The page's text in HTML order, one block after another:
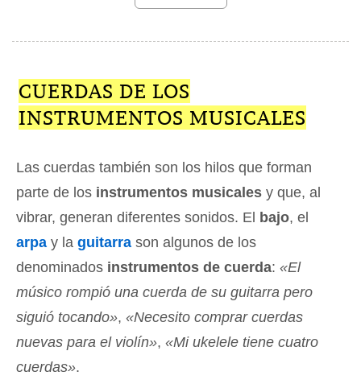
CUERDAS DE LOS
INSTRUMENTOS MUSICALES
Las cuerdas también son los hilos que forman
parte de los instrumentos musicales y que, al
vibrar, generan diferentes sonidos. El bajo, el
arpa y la guitarra son algunos de los
denominados instrumentos de cuerda: «El
músico rompió una cuerda de su guitarra pero
siguió tocando», «Necesito comprar cuerdas
nuevas para el violín», «Mi ukelele tiene cuatro
cuerdas».